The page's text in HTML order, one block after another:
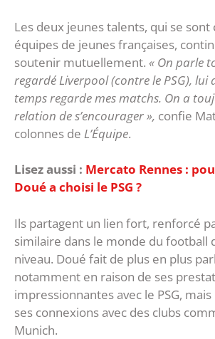
Les deux jeunes talents, qui se sont
équipes de jeunes françaises,
soutenir mutuellement. « On parle
regardé Liverpool (contre le PSG), lui
temps regarde mes matchs. On a
relation de s’encourager », confie
colonnes de L’Équipe.
Lisez aussi : Mercato Rennes :
Doué a choisi le PSG ?
Ils partagent un lien fort, renforcé
similaire dans le monde du football
niveau. Doué fait de plus en plus
notamment en raison de ses
impressionnantes avec le PSG,
ses connexions avec des clubs
Munich.